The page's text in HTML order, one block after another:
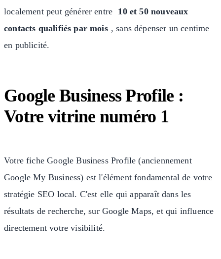
localement peut générer entre 10 et 50 nouveaux
contacts qualifiés par mois , sans dépenser un centime
en publicité.
Google Business Profile :
Votre vitrine numéro 1
Votre fiche Google Business Profile (anciennement
Google My Business) est l'élément fondamental de votre
stratégie SEO local. C'est elle qui apparaît dans les
résultats de recherche, sur Google Maps, et qui influence
directement votre visibilité.